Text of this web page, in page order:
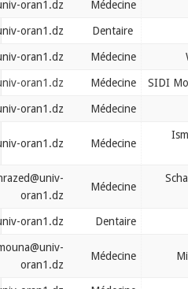
berellah.sana@univ-oran1.dz
berrabah.yahia@univ-oran1.dz
berrachedi.wahiba@univ-oran1.dz
berrada.mohamed@univ-oran1.dz
berrada.setti@univ-oran1.dz
berressa.ismahane@univ-oran1.dz
berrouane.chahrazed@univ-
berrouna.nadia@univ-oran1.dz
bessahraoui.mimouna@univ-